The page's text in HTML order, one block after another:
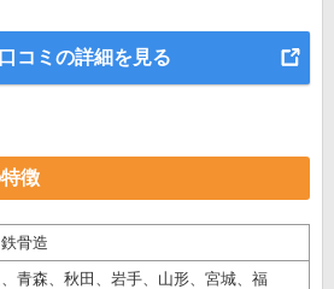
コミの詳細を見る
徴
骨造
青森、秋田、岩手、山形、宮城、福